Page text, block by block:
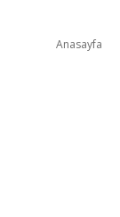
Anasayfa